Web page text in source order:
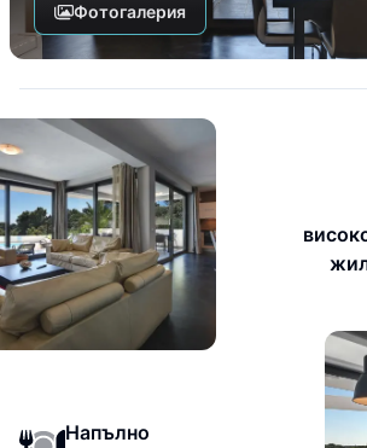
Фотогалерия
Напълно